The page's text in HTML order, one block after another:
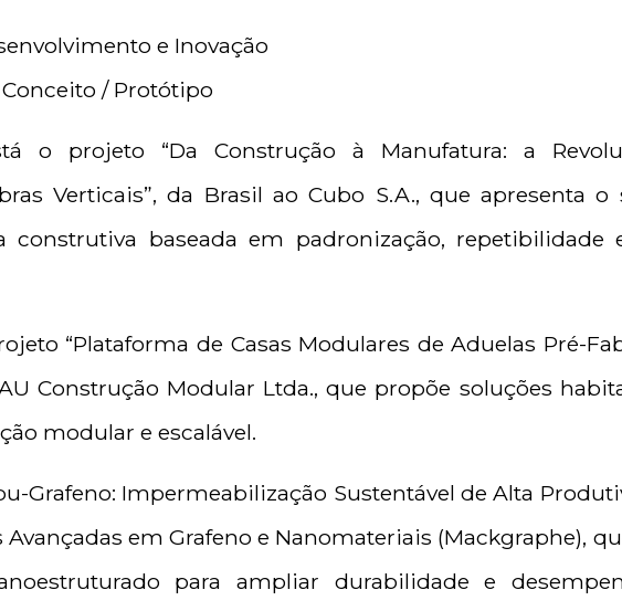
e Inovação
/ Protótipo
o projeto “Da Construção à Manufatura: a
Verticais”, da Brasil ao Cubo S.A., que apresenta o
construtiva baseada em padronização, repetibilidade
“Plataforma de Casas Modulares de Aduelas Pré-
Construção Modular Ltda., que propõe soluções
modular e escalável.
Grafeno: Impermeabilização Sustentável de Alta
em Grafeno e Nanomateriais (Mackgraphe),
para ampliar durabilidade e